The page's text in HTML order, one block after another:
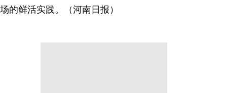
场的鲜活实践。（河南日报）